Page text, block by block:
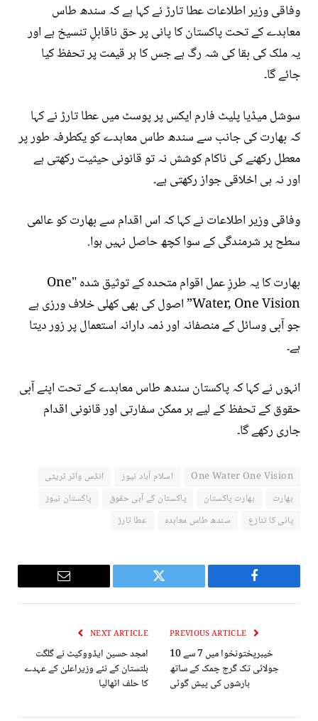
وفاقی وزیر اطلاعات عطا تارڑ نے کہا ہے کہ سندھ طاس
معاہدے کے تحت پاکستان کا پانی پر حق ناقابلِ تنسیخ ہے اور
یہ ملک کی بقا کی شہ رگ ہے جس کا ہر قیمت پر تحفظ کیا
جائے گا۔
سوشل میڈیا پلیٹ فارم ایکس پر پوسٹ میں عطا تارڑ نے کہا
کہ بھارت کی جانب سے سندھ طاس معاہدے کو یکطرفہ طور پر
معطل رکھنے کی ناکام کوشش نہ تو قانونی حیثیت رکھتی ہے
اور نہ ہی اخلاقی جواز رکھتی ہے۔
وفاقی وزیر اطلاعات نے کہا کہ اس اقدام سے بھارت کو عالمی
سطح پر شرمندگی کے سوا کچھ حاصل نہیں ہوا.
بھارت کا یہ طرزِ عمل اقوام متحدہ کے توثیق شدہ "One
Water, One Vision” اصول کی بھی کھلی خلاف ورزی ہے
جو آبی وسائل کے منصفانہ اور ذمہ دارانہ استعمال پر زور دیتا
ہے۔
انہوں نے کہا کہ پاکستان سندھ طاس معاہدے کے تحت اپنے آبی
حقوق کے تحفظ کے لیے ہر ممکن سفارتی اور قانونی اقدام
جاری رکھے گا۔
One Water One Vision اسلام آباد نیوز
انڈس واٹر ٹریٹی
بھارت
بھارت پاکستان پاکستان کے آبی حقوق
پاکستان نیوز
پانی کا تنازع
سندھ طاس معاہدہ عطا تارڑ
Facebook
Twitter
Email
خیبرپختونخوا میں 7 سے 10
جولائی تک گرج چمک کے ساتھ
بارشوں کی پیش گوئی
NEXT ARTICLE
امجد حسین ایڈووکیٹ نے گلگت
بلتستان کے نئے وزیراعلیٰ کے عہدے
کا حلف اٹھالیا